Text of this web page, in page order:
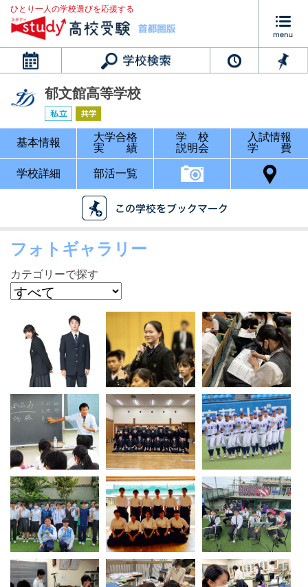
ひとり一人の学校選びを応援する
カレンダー
最近見た学校
郁文館高等学校
ブックマークした学校
ブックマークした学校はありません
郁文館高等学校
基本情報
大学合格
実 績
学 校
説明会
入試情報
学 費
学校詳細 部活一覧
フォトギャラリー
カテゴリーで探す